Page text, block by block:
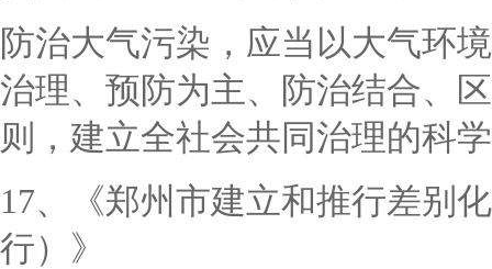
防治大气污染，应当以大气环
治理、预防为主、防治结合、
则，建立全社会共同治理的科
17、《郑州市建立和推行差别
行）》